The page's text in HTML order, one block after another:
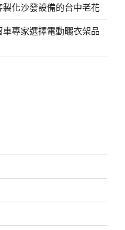
化沙發設備的台中老花
專家選擇電動曬衣架品